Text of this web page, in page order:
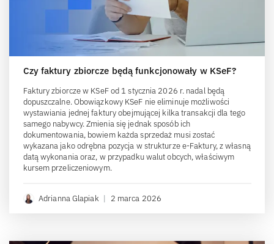
Czy faktury zbiorcze będą funkcjonowały w KSeF?
Faktury zbiorcze w KSeF od 1 stycznia 2026 r. nadal będą
dopuszczalne. Obowiązkowy KSeF nie eliminuje możliwości
wystawiania jednej faktury obejmującej kilka transakcji dla tego
samego nabywcy. Zmienia się jednak sposób ich
dokumentowania, bowiem każda sprzedaż musi zostać
wykazana jako odrębna pozycja w strukturze e-Faktury, z własną
datą wykonania oraz, w przypadku walut obcych, właściwym
kursem przeliczeniowym.
Adrianna Glapiak | 2 marca 2026